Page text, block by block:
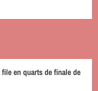
en quarts de finale de